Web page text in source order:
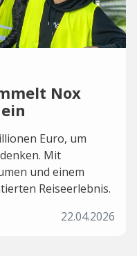
Nox
Euro, um
Mit
und einem
Reiseerlebnis.
22.04.2026